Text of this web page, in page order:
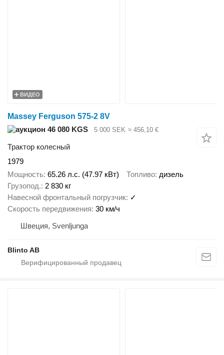
ВИДЕО
Massey Ferguson 575-2 8V
46 080 KGS
5 000 SEK ≈ 456,10 €
Трактор колесный
1979
Мощность 65.26 л.с. (47.97 кВт) Топливо дизель
Грузопод. 2 830 кг
Навесной фронтальный погрузчик ✓
Скорость передвижения 30 км/ч
Швеция, Svenljunga
Blinto AB